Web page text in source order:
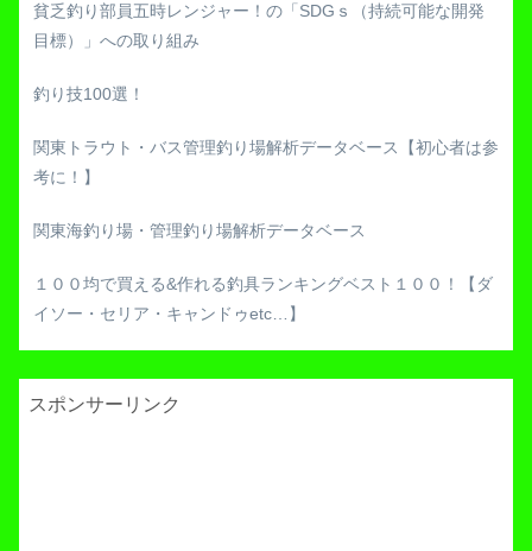
貧乏釣り部員五時レンジャー！の「SDGｓ（持続可能な開発
目標）」への取り組み
釣り技100選！
関東トラウト・バス管理釣り場解析データベース【初心者は参
考に！】
関東海釣り場・管理釣り場解析データベース
１００均で買える&作れる釣具ランキングベスト１００！【ダ
イソー・セリア・キャンドゥetc…】
スポンサーリンク